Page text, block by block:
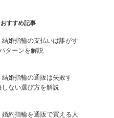
おすすめ記事
結婚指輪の支払いは誰がす
ターンを解説
結婚指輪の通販は失敗す
しない選び方を解説
約指輪を通販で買える人